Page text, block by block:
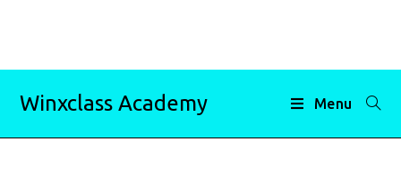
Winxclass Academy Menu